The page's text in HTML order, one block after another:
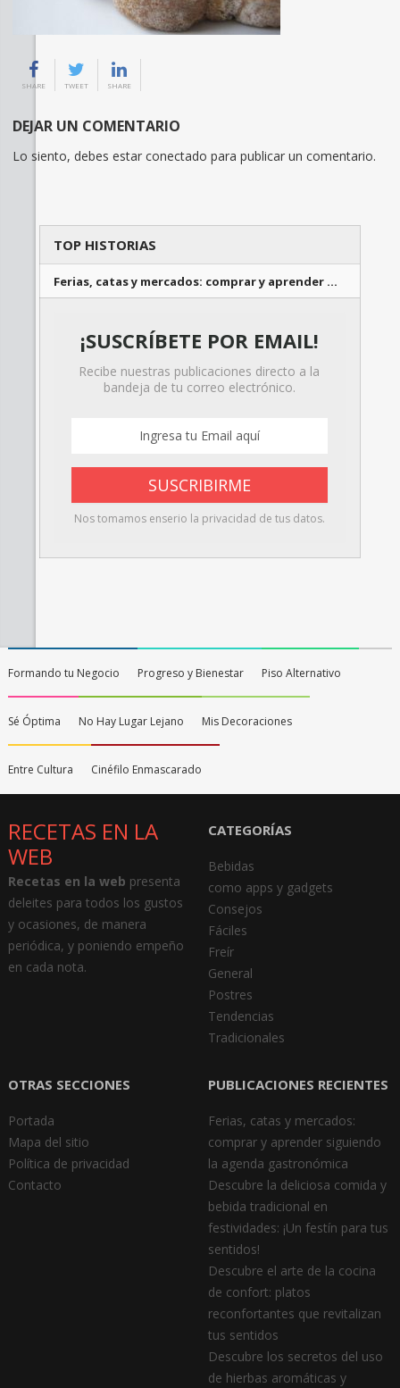
SHARE TWEET SHARE
DEJAR UN COMENTARIO
Lo siento, debes estar conectado para publicar un comentario.
TOP HISTORIAS
Ferias, catas y mercados: comprar y aprender …
¡SUSCRÍBETE POR EMAIL!
Recibe nuestras publicaciones directo a la
bandeja de tu correo electrónico.
Nos tomamos enserio la privacidad de tus datos.
Formando tu Negocio Progreso y Bienestar Piso Alternativo
Sé Óptima No Hay Lugar Lejano Mis Decoraciones
Entre Cultura Cinéfilo Enmascarado
RECETAS EN LA
WEB
Recetas en la web presenta
deleites para todos los gustos
y ocasiones, de manera
periódica, y poniendo empeño
en cada nota.
CATEGORÍAS
Bebidas
como apps y gadgets
Consejos
Fáciles
Freír
General
Postres
Tendencias
Tradicionales
OTRAS SECCIONES
Portada
Mapa del sitio
Política de privacidad
Contacto
PUBLICACIONES RECIENTES
Ferias, catas y mercados:
comprar y aprender siguiendo
la agenda gastronómica
Descubre la deliciosa comida y
bebida tradicional en
festividades: ¡Un festín para tus
sentidos!
Descubre el arte de la cocina
de confort: platos
reconfortantes que revitalizan
tus sentidos
Descubre los secretos del uso
de hierbas aromáticas y